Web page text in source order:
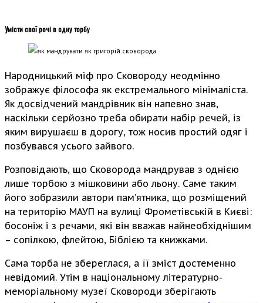
Умісти свої речі в одну торбу
Народницький міф про Сковороду неодмінно
зображує філософа як екстремального мінімаліста.
Як досвідчений мандрівник він напевно знав,
наскільки серйозно треба обирати набір речей, із
яким вирушаєш в дорогу, тож носив простий одяг і
позбувався усього зайвого.
Розповідають, що Сковорода мандрував з однією
лише торбою з мішковини або льону. Саме таким
його зобразили автори пам’ятника, що розміщений
на територію МАУП на вулиці Фрометівській в Києві:
босоніж і з речами, які він вважав найнеобхіднішим
– сопілкою, флейтою, Біблією та книжками.
Сама торба не збереглася, а її зміст достеменно
невідомий. Утім в національному літературно-
меморіальному музеї Сковороди зберігають